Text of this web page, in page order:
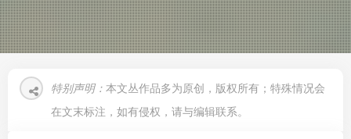
特别声明： 本文丛作品多为原创，版权所有；特殊情况会
在文末标注，如有侵权，请与编辑联系。